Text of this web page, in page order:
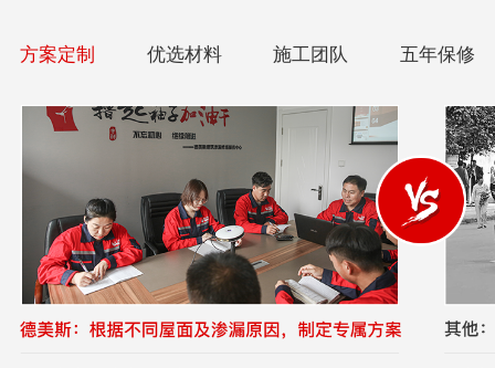
方案定制 优选材料 施工团队 五年保修